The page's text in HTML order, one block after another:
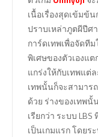
เนื้อเรื่องสุดเข้มข้น
ปราบเหล่าภูตผีปีศ
การ์ดเทพเพื่อจัดที
พิเศษของตัวเองแ
แกร่งให้กับเทพแต่
เทพนั้นก็จะสามาร
ด้วย ร่างของเทพ
เรียกว่า ระบบ
เป็นเกมแรก โดย